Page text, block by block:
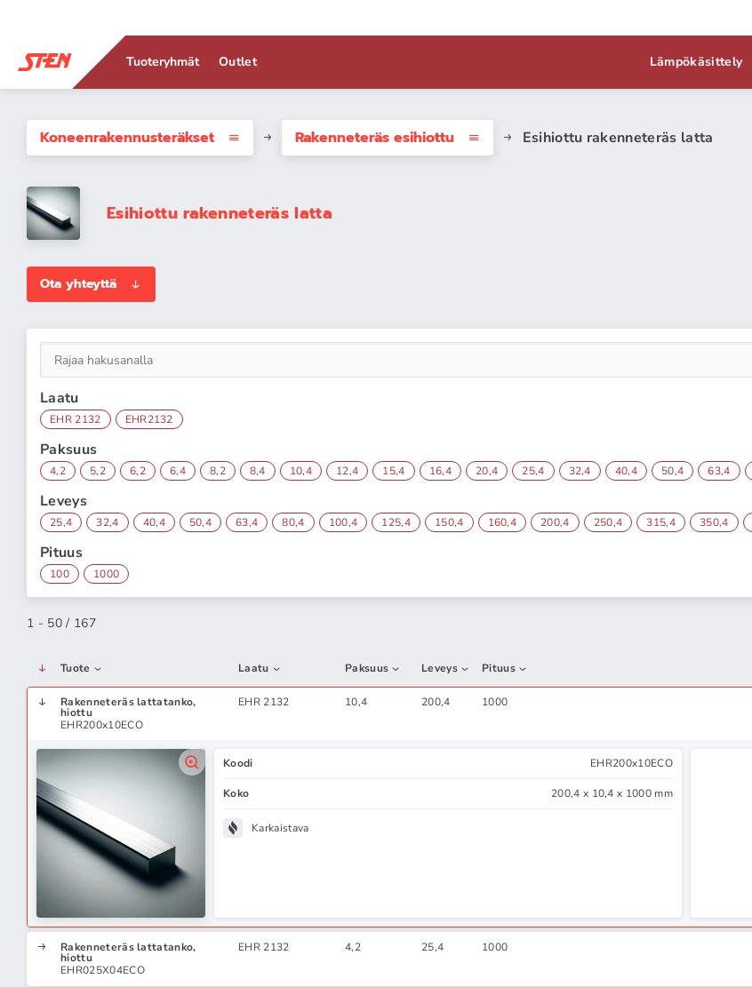
Tuoteryhmät Outlet Lämpökäsittely
Koneenrakennus­teräkset Rakenneteräs esihiottu Esihiottu rakenneteräs latta
Esihiottu rakenneteräs latta
Ota yhteyttä
Laatu
EHR 2132 EHR2132
Paksuus
4,2 5,2 6,2 6,4 8,2 8,4 10,4 12,4 15,4 16,4 20,4 25,4 32,4 40,4 50,4 63,4
Leveys
25,4 32,4 40,4 50,4 63,4 80,4 100,4 125,4 150,4 160,4 200,4 250,4 315,4 350,4
Pituus
100 1000
1 - 50 / 167
Tuote Laatu Paksuus Leveys Pituus
Rakenneteräs lattatanko,
hiottu
EHR200x10ECO
EHR 2132 10,4 200,4 1000
Koodi EHR200x10ECO
Koko 200,4 x 10,4 x 1000 mm
Karkaistava
Rakenneteräs lattatanko,
hiottu
EHR025X04ECO
EHR 2132 4,2 25,4 1000